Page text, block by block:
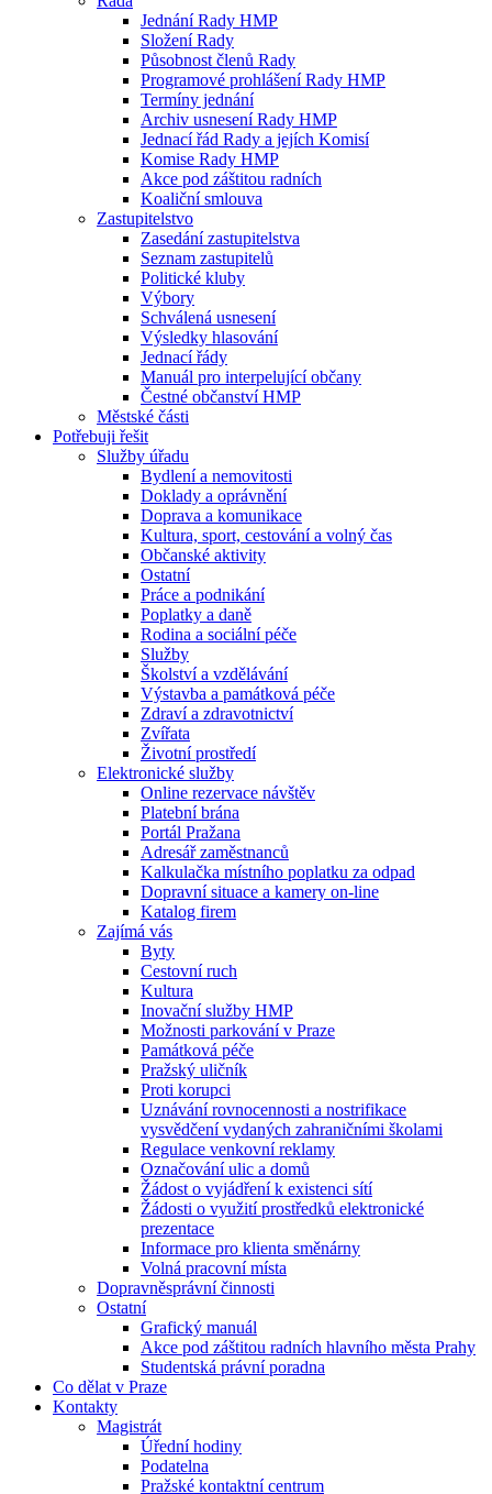
Jednání Rady HMP
Složení Rady
Působnost členů Rady
Programové prohlášení Rady HMP
Termíny jednání
Archiv usnesení Rady HMP
Jednací řád Rady a jejích Komisí
Komise Rady HMP
Akce pod záštitou radních
Koaliční smlouva
Zastupitelstvo
Zasedání zastupitelstva
Seznam zastupitelů
Politické kluby
Výbory
Schválená usnesení
Výsledky hlasování
Jednací řády
Manuál pro interpelující občany
Čestné občanství HMP
Městské části
Potřebuji řešit
Služby úřadu
Bydlení a nemovitosti
Doklady a oprávnění
Doprava a komunikace
Kultura, sport, cestování a volný čas
Občanské aktivity
Ostatní
Práce a podnikání
Poplatky a daně
Rodina a sociální péče
Služby
Školství a vzdělávání
Výstavba a památková péče
Zdraví a zdravotnictví
Zvířata
Životní prostředí
Elektronické služby
Online rezervace návštěv
Platební brána
Portál Pražana
Adresář zaměstnanců
Kalkulačka místního poplatku za odpad
Dopravní situace a kamery on-line
Katalog firem
Zajímá vás
Byty
Cestovní ruch
Kultura
Inovační služby HMP
Možnosti parkování v Praze
Památková péče
Pražský uličník
Proti korupci
Uznávání rovnocennosti a nostrifikace
vysvědčení vydaných zahraničními školami
Regulace venkovní reklamy
Označování ulic a domů
Žádost o vyjádření k existenci sítí
Žádosti o využití prostředků elektronické
prezentace
Informace pro klienta směnárny
Volná pracovní místa
Dopravněsprávní činnosti
Ostatní
Grafický manuál
Akce pod záštitou radních hlavního města Prahy
Studentská právní poradna
Co dělat v Praze
Kontakty
Magistrát
Úřední hodiny
Podatelna
Pražské kontaktní centrum